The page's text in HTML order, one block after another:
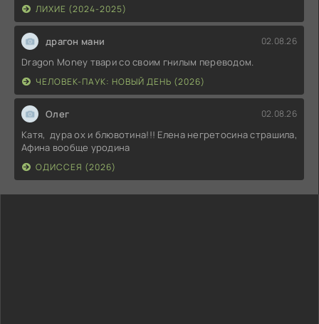
ЛИХИЕ (2024-2025)
драгон мани 02.08.26
Dragon Money твари со своим гнилым переводом.
ЧЕЛОВЕК-ПАУК: НОВЫЙ ДЕНЬ (2026)
Олег 02.08.26
Катя, дура ох и блювотина!!! Елена негретосина страшила,
Афина вообще уродина
ОДИССЕЯ (2026)